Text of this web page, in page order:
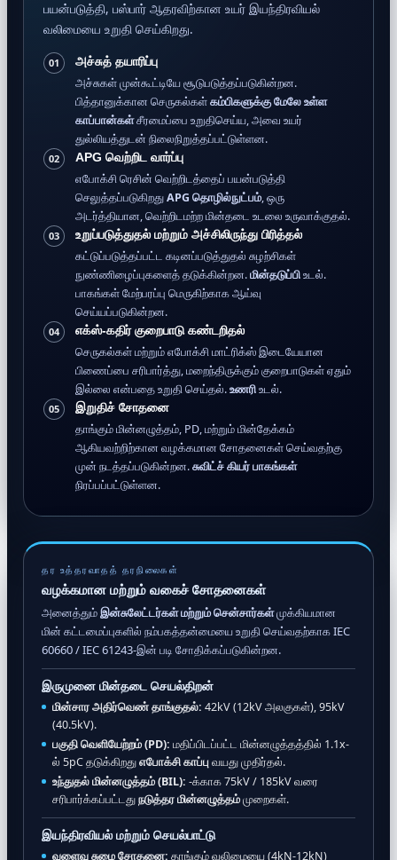
பயன்படுத்தி, பஸ்பார் ஆதரவிற்கான உயர் இயந்திரவியல்
வலிமையை உறுதி செய்கிறது.
01 அச்சுத் தயாரிப்பு
அச்சுகள் முன்கூட்டியே சூடுபடுத்தப்படுகின்றன.
பித்தானுக்கான செருகல்கள்கம்பிகளுக்கு மேலே உள்ள
காப்பான்கள்சீரமைப்பை உறுதிசெய்ய, அவை உயர்
துல்லியத்துடன் நிலைநிறுத்தப்பட்டுள்ளன.
02 APG வெற்றிட வார்ப்பு
எபோக்சி ரெசின் வெற்றிடத்தைப் பயன்படுத்தி
செலுத்தப்படுகிறதுAPG தொழில்நுட்பம், ஒரு
அடர்த்தியான, வெற்றிடமற்ற மின்தடை உடலை உருவாக்குதல்.
03 உறுப்படுத்துதல் மற்றும் அச்சிலிருந்து பிரித்தல்
கட்டுப்படுத்தப்பட்ட கடினப்படுத்துதல் சுழற்சிகள்
நுண்ணிழைப்புகளைத் தடுக்கின்றன.மின்தடுப்பிஉடல்.
பாகங்கள் மேற்பரப்பு மெருகிற்காக ஆய்வு
செய்யப்படுகின்றன.
04 எக்ஸ்-கதிர் குறைபாடு கண்டறிதல்
செருகல்கள் மற்றும் எபோக்சி மாட்ரிக்ஸ் இடையேயான
பிணைப்பை சரிபார்த்து, மறைந்திருக்கும் குறைபாடுகள் ஏதும்
இல்லை என்பதை உறுதி செய்தல்.உணரிஉடல்.
05 இறுதிச் சோதனை
தாங்கும் மின்னழுத்தம், PD, மற்றும் மின்தேக்கம்
ஆகியவற்றிற்கான வழக்கமான சோதனைகள் செய்வதற்கு
முன் நடத்தப்படுகின்றன.சுவிட்ச் கியர் பாகங்கள்
நிரப்பப்பட்டுள்ளன.
தர உத்தரவாதத் தரநிலைகள்
வழக்கமான மற்றும் வகைச் சோதனைகள்
அனைத்தும்இன்சுலேட்டர்கள் மற்றும் சென்சார்கள்முக்கியமான
மின் கட்டமைப்புகளில் நம்பகத்தன்மையை உறுதி செய்வதற்காக IEC
60660 / IEC 61243-இன் படி சோதிக்கப்படுகின்றன.
இருமுனை மின்தடை செயல்திறன்
மின்சார அதிர்வெண் தாங்குதல்: 42kV (12kV அலகுகள்), 95kV
(40.5kV).
பகுதி வெளியேற்றம் (PD): மதிப்பிடப்பட்ட மின்னழுத்தத்தில் 1.1x-
ல் 5pC தடுக்கிறதுஎபோக்சி காப்பு வயது முதிர்தல்.
உந்துதல் மின்னழுத்தம் (BIL): -க்காக 75kV / 185kV வரை
சரிபார்க்கப்பட்டதுநடுத்தர மின்னழுத்தம்முறைகள்.
இயந்திரவியல் மற்றும் செயல்பாட்டு
வளைவு சுமை சோதனை: தாங்கும் வலிமையை (4kN-12kN)